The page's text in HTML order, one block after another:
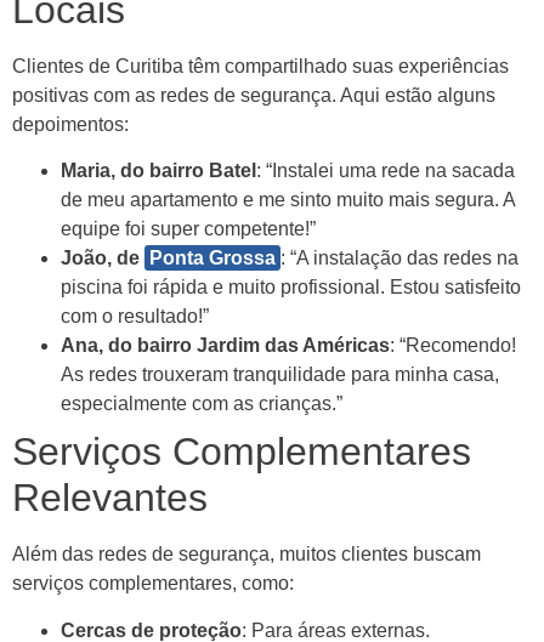
Locais
Clientes de Curitiba têm compartilhado suas experiências
positivas com as redes de segurança. Aqui estão alguns
depoimentos:
Maria, do bairro Batel : “Instalei uma rede na sacada
de meu apartamento e me sinto muito mais segura. A
equipe foi super competente!”
João, de
Ponta Grossa : “A instalação das redes na
piscina foi rápida e muito profissional. Estou satisfeito
com o resultado!”
Ana, do bairro Jardim das Américas: “Recomendo!
As redes trouxeram tranquilidade para minha casa,
especialmente com as crianças.”
Serviços Complementares
Relevantes
Além das redes de segurança, muitos clientes buscam
serviços complementares, como:
Cercas de proteção: Para áreas externas.